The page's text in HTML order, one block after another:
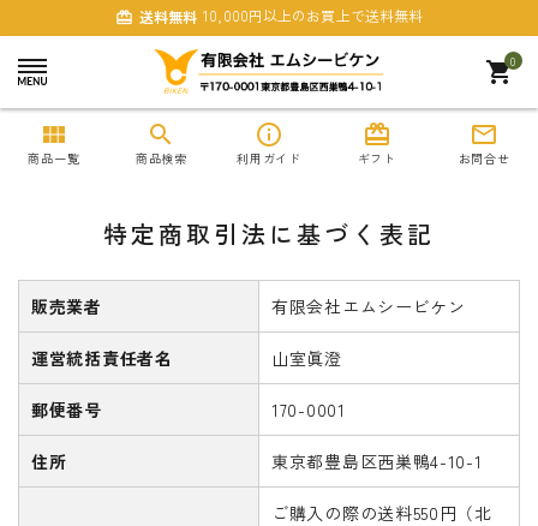
card_giftcard 送料無料 10,000円以上のお買上で送料無料
0
shopping_cart
view_module
商品一覧
search
商品検索
info_outline
利用ガイド
card_giftcard
ギフト
mail_outline
お問合せ
search
商品一覧
特定商取引法に基づく表記
販売業者 有限会社エムシービケン
運営統括責任者名 山室眞澄
郵便番号 170-0001
住所 東京都豊島区西巣鴨4-10-1
ご購入の際の送料550円（北